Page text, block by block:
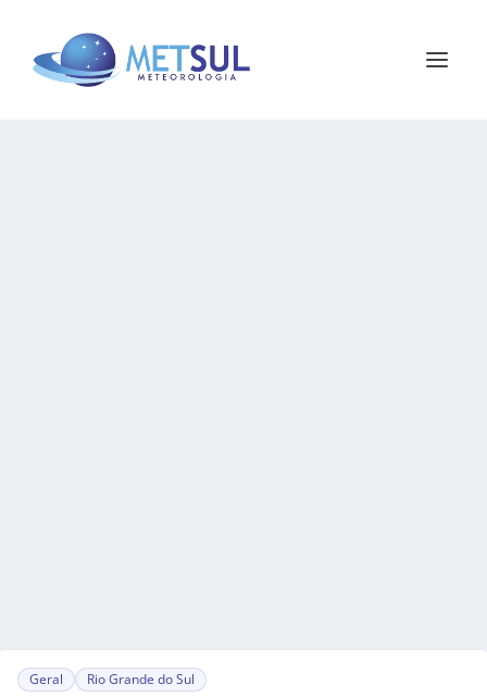
Geral Rio Grande do Sul